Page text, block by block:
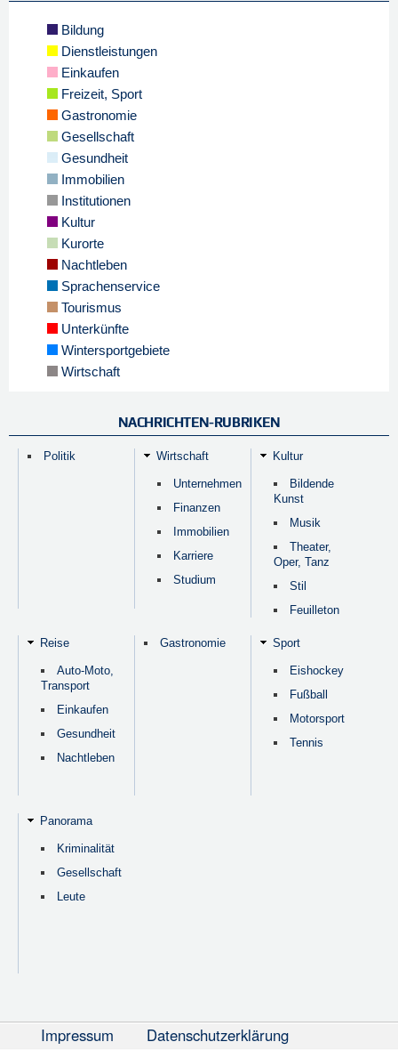
Bildung
Dienstleistungen
Einkaufen
Freizeit, Sport
Gastronomie
Gesellschaft
Gesundheit
Immobilien
Institutionen
Kultur
Kurorte
Nachtleben
Sprachenservice
Tourismus
Unterkünfte
Wintersportgebiete
Wirtschaft
NACHRICHTEN-RUBRIKEN
Politik Wirtschaft
Unternehmen
Finanzen
Immobilien
Karriere
Studium
Kultur
Bildende
Kunst
Musik
Theater,
Oper, Tanz
Stil
Feuilleton
Reise
Auto-Moto,
Transport
Einkaufen
Gesundheit
Nachtleben
Gastronomie Sport
Eishockey
Fußball
Motorsport
Tennis
Panorama
Kriminalität
Gesellschaft
Leute
Impressum
Datenschutzerklärung